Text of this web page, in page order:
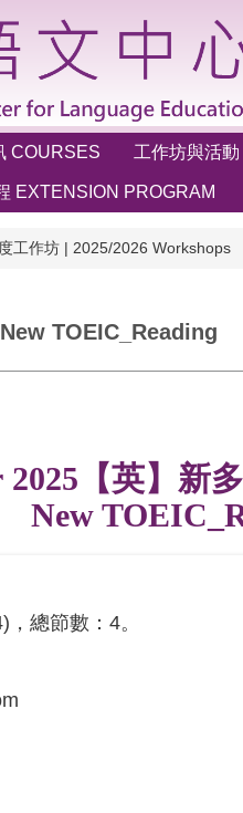
COURSES 工作坊與活
EXTENSION PROGRAM
工作坊 | 2025/2026 Workshops
TOEIC_Reading
2025【英】新
New
總節數：4。